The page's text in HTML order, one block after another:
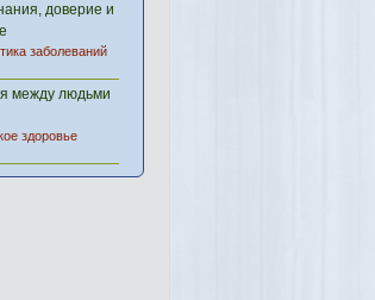
доверие и
заболеваний
между людьми
здоровье